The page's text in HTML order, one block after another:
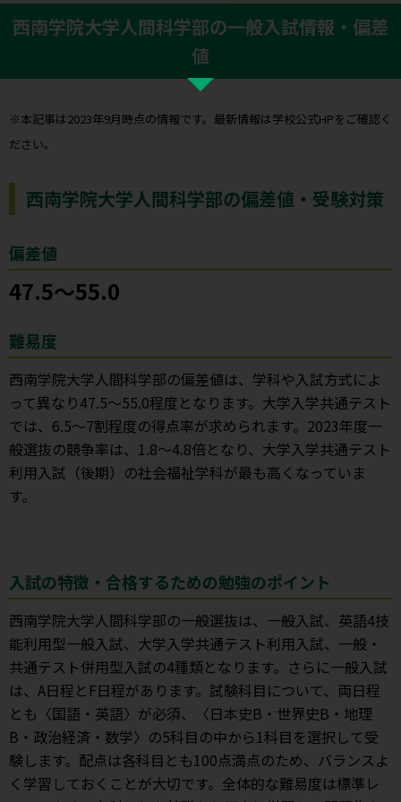
西南学院大学人間科学部の一般入試情報・偏差
値
※本記事は2023年9月時点の情報です。最新情報は学校公式HPをご確認く
ださい。
西南学院大学人間科学部の偏差値・受験対策
偏差値
47.5〜55.0
難易度
西南学院大学人間科学部の偏差値は、学科や入試方式によ
って異なり47.5〜55.0程度となります。大学入学共通テスト
では、6.5〜7割程度の得点率が求められます。2023年度一
般選抜の競争率は、1.8〜4.8倍となり、大学入学共通テスト
利用入試（後期）の社会福祉学科が最も高くなっていま
す。
入試の特徴・合格するための勉強のポイント
西南学院大学人間科学部の一般選抜は、一般入試、英語4技
能利用型一般入試、大学入学共通テスト利用入試、一般・
共通テスト併用型入試の4種類となります。さらに一般入試
は、A日程とF日程があります。試験科目について、両日程
とも〈国語・英語〉が必須、〈日本史B・世界史B・地理
B・政治経済・数学〉の5科目の中から1科目を選択して受
験します。配点は各科目とも100点満点のため、バランスよ
く学習しておくことが大切です。全体的な難易度は標準レ